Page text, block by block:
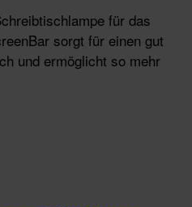
für das
sorgt für einen gut
und ermöglicht so mehr